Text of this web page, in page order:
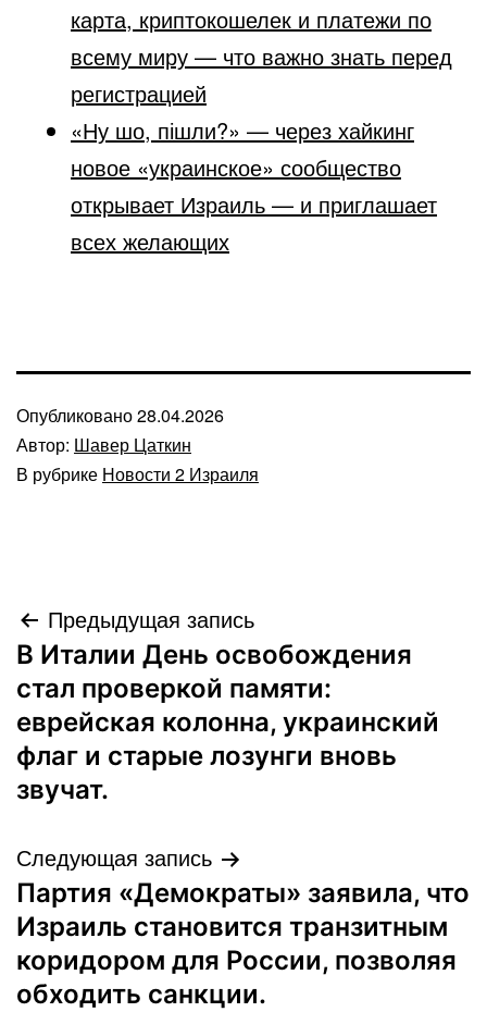
карта, криптокошелек и платежи по
всему миру — что важно знать перед
регистрацией
«Ну шо, пішли?» — через хайкинг
новое «украинское» сообщество
открывает Израиль — и приглашает
всех желающих
Опубликовано28.04.2026
Автор: Шавер Цаткин
В рубрике Новости 2 Израиля
Навигация
по
записям
Предыдущая запись
В Италии День освобождения
стал проверкой памяти:
еврейская колонна, украинский
флаг и старые лозунги вновь
звучат.
Следующая запись
Партия «Демократы» заявила, что
Израиль становится транзитным
коридором для России, позволяя
обходить санкции.